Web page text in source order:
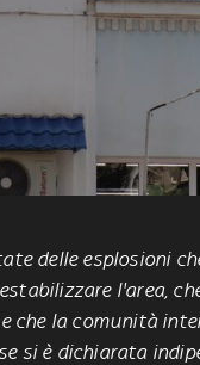
delle esplosioni
l'area,
che la comunità
si è dichiarata